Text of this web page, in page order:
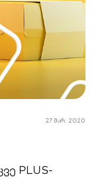
27 მარ. 2020
PLUS-